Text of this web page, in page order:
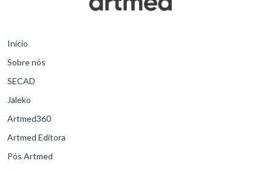
Início
Sobre nós
SECAD
Jaleko
Artmed360
Artmed Editora
Pós Artmed